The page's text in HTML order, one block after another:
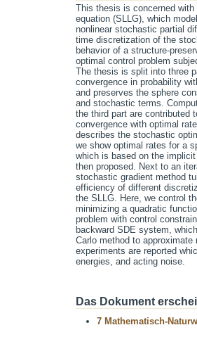
This thesis is concerned
equation (SLLG), which
nonlinear stochastic partial
time discretization of the
behavior of a structure-
optimal control problem
The thesis is split into three
convergence in probability
and preserves the sphere
and stochastic terms.
the third part are contributed
convergence with optimal
describes the stochastic
we show optimal rates for a
which is based on the
then proposed. Next to an
stochastic gradient method
efficiency of different
the SLLG. Here, we control
minimizing a quadratic
problem with control
backward SDE system,
Carlo method to
experiments are reported
energies, and acting noise.
Das Dokument
7 Mathematisch-